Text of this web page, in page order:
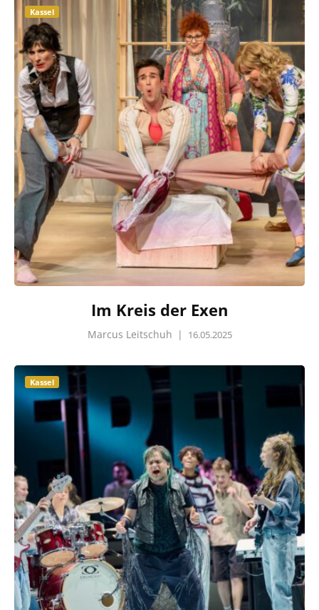
Kassel
Im Kreis der Exen
Marcus Leitschuh | 16.05.2025
Kassel